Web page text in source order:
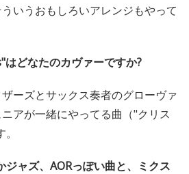
いうおもしろいアレンジもやって
どなたのカヴァーですか?
ーズとサックス奏者のグローヴァ
アが一緒にやってる曲（"クリス
ャズ、AORっぽい曲と、ミクス